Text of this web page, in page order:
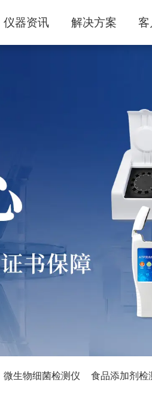
仪器资讯 解决方案 客
微生物细菌检测仪 食品添加剂检